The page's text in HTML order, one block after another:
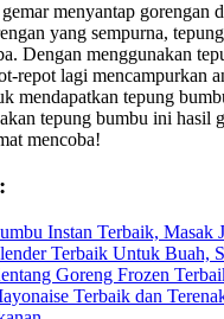
menyantap gorengan
yang sempurna,
Dengan menggunakan
repot lagi mencampurkan
mendapatkan tepung
tepung bumbu ini hasil
mencoba!
Instan Terbaik, Masak
Terbaik Untuk Buah,
Goreng Frozen
Terbaik dan